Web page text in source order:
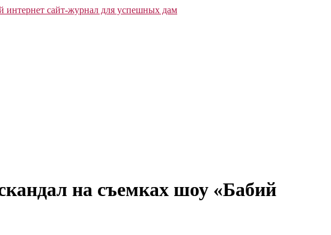
на съемках шоу «Бабий